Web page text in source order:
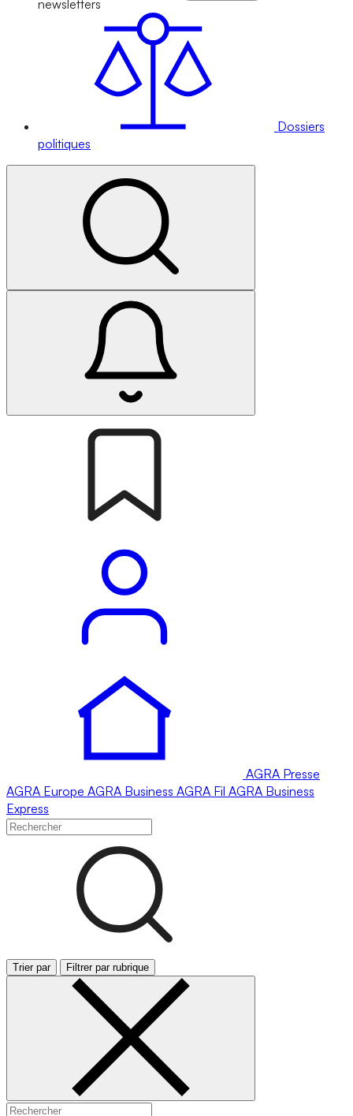
newsletters
Dossiers
politiques
AGRA Presse
AGRA Europe AGRA Business AGRA Fil AGRA Business
Express
Trier par Filtrer par rubrique